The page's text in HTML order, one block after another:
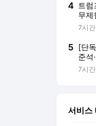
4 트럼
무
란 "
7시
5 [단
준석
에?…
7시
서비스